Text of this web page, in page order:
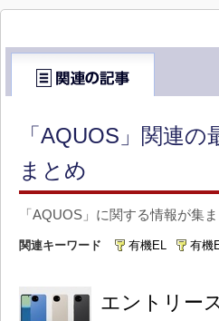
「AQUOS」関連
まとめ
「AQUOS」に関する情報が集
関連キーワード 有機EL 有機
エントリー